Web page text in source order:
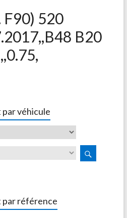
F90) 520
B20
véhicule
par référence